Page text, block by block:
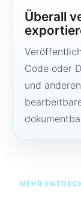
Überall
Code oder
und
MEHR